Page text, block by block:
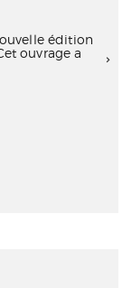
édition
ouvrage a